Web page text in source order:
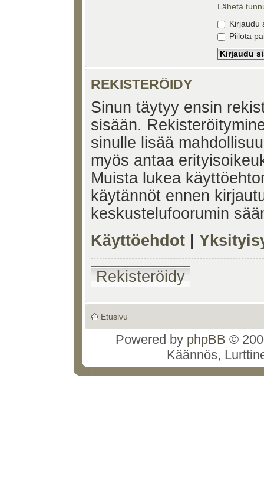
Lähetä
Kirjaudu
Piilota
REKISTERÖIDY
Sinun täytyy ensin
sisään.
sinulle lisää
myös antaa
Muista lukea
käytännöt ennen
keskustelufoorumin
Käyttöehdot
Rekisteröidy
Etusivu
Powered by phpBB ©
Käännös,